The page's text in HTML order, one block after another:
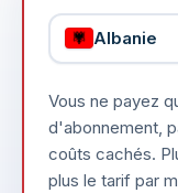
Albanie
Vous ne payez
d'abonnement,
coûts cachés.
plus le tarif par